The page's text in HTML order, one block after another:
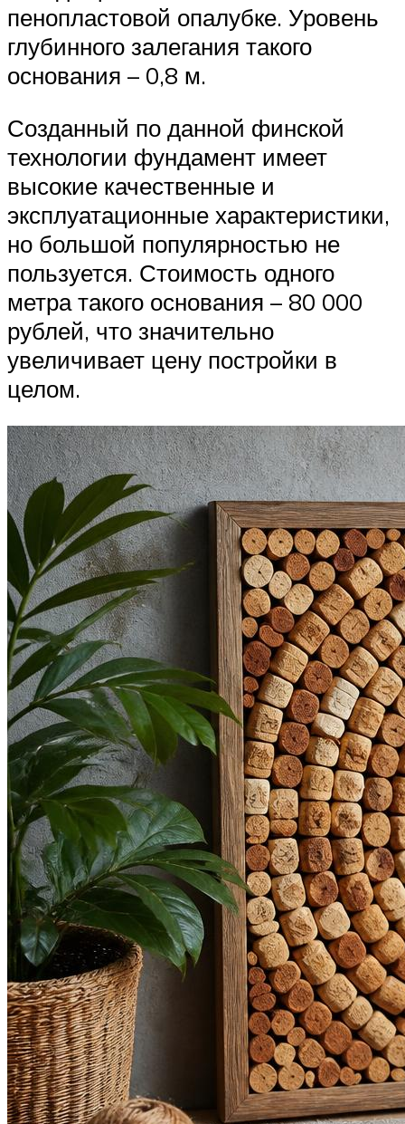
пенопластовой опалубке. Уровень
глубинного залегания такого
основания – 0,8 м.
Созданный по данной финской
технологии фундамент имеет
высокие качественные и
эксплуатационные характеристики,
но большой популярностью не
пользуется. Стоимость одного
метра такого основания – 80 000
рублей, что значительно
увеличивает цену постройки в
целом.